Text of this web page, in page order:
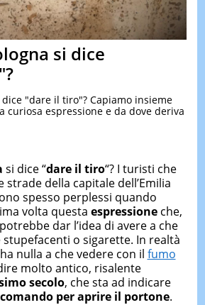
&
OGGI
si dice
dice "dare il tiro"? Capiamo insieme
curiosa espressione e da dove deriva
si dice “dare il tiro“? I turisti che
strade della capitale dell’Emilia
spesso perplessi quando
volta questa espressioneche,
dar l’idea di avere a che
o sigarette. In realtà
nulla a che vedere con il fumo
molto antico, risalente
secolo, che sta ad indicare
comando per aprire il portone.